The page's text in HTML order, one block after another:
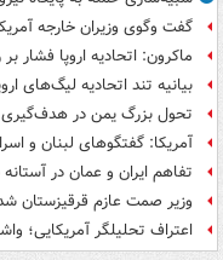
گفت وگوی وزیران خارجه
ماکرون: اتحادیه اروپا فشار
بیانیه تند اتحادیه لیگ‌های
تحول بزرگ یمن در
آمریکا: گفتگوهای لبنان و
تفاهم ایران و عمان در
وزیر صمت عازم قرقیزستان
اعتراف تحلیلگر آمریکایی؛